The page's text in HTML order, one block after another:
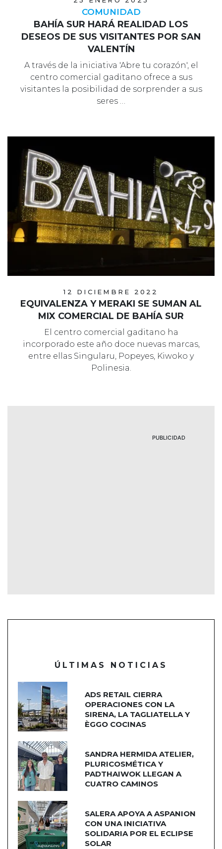
COMUNIDAD
BAHÍA SUR HARÁ REALIDAD LOS
DESEOS DE SUS VISITANTES POR SAN
VALENTÍN
A través de la iniciativa 'Abre tu corazón', el
centro comercial gaditano ofrece a sus
visitantes la posibilidad de sorprender a sus
seres …
12 DICIEMBRE 2022
EQUIVALENZA Y MERAKI SE SUMAN AL
MIX COMERCIAL DE BAHÍA SUR
El centro comercial gaditano ha
incorporado este año doce nuevas marcas,
entre ellas Singularu, Popeyes, Kiwoko y
Polinesia.
PUBLICIDAD
ÚLTIMAS NOTICIAS
ADS RETAIL CIERRA
OPERACIONES CON LA
SIRENA, LA TAGLIATELLA Y
ÈGGO COCINAS
SANDRA HERMIDA ATELIER,
PLURICOSMÉTICA Y
PADTHAIWOK LLEGAN A
CUATRO CAMINOS
SALERA APOYA A ASPANION
CON UNA INICIATIVA
SOLIDARIA POR EL ECLIPSE
SOLAR